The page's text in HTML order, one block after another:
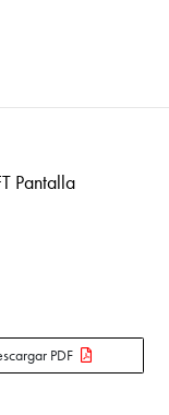
Pantalla
PDF